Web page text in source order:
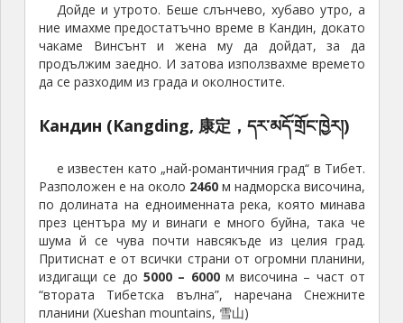
Дойде и утрото. Беше слънчево, хубаво утро, а
ние имахме предостатъчно време в Кандин, докато
чакаме Винсънт и жена му да дойдат, за да
продължим заедно. И затова използвахме времето
да се разходим из града и околностите.
Кандин (Kangding, 康定，དར་མདོ་གྲོང་ཁྱེར།)
е известен като „най-романтичния град“ в Тибет.
Разположен е на около 2460 м надморска височина,
по долината на едноименната река, която минава
през центъра му и винаги е много буйна, така че
шума й се чува почти навсякъде из целия град.
Притиснат е от всички страни от огромни планини,
издигащи се до 5000 – 6000 м височина – част от
“втората Тибетска вълна”, наречана Снежните
планини (Xueshan mountains, 雪山)